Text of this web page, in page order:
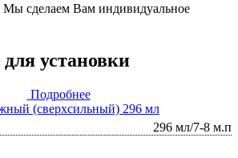
Мы сделаем Вам индивидуальное
установки
Подробнее
(сверхсильный) 296 мл
296 мл/7-8 м.п